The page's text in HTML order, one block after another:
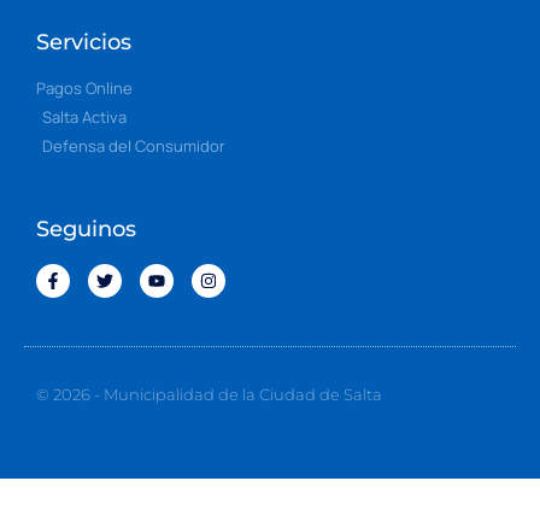
Servicios
Pagos Online
Salta Activa
Defensa del Consumidor
Seguinos
© 2026 - Municipalidad de la Ciudad de Salta